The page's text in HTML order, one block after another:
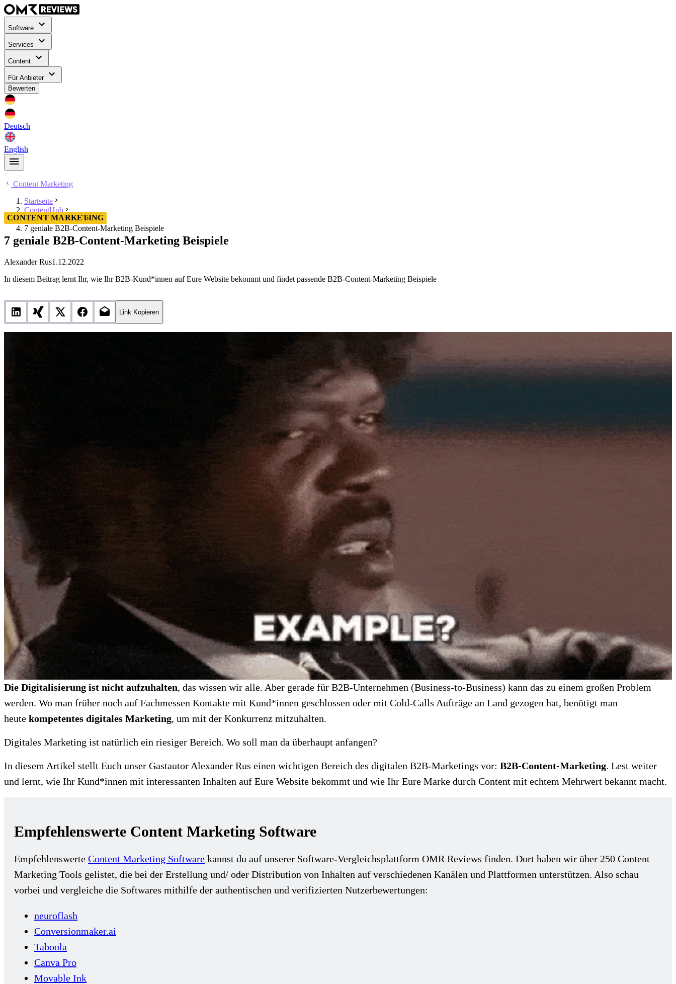
Software
Services
Content
Für Anbieter
Bewerten
Deutsch
English
Content Marketing
Startseite
ContentHub
Content Marketing
7 geniale B2B-Content-Marketing Beispiele
CONTENT MARKETING
7 geniale B2B-Content-Marketing Beispiele
Alexander Rus1.12.2022
In diesem Beitrag lernt Ihr, wie Ihr B2B-Kund*innen auf Eure Website bekommt und findet passende B2B-Content-Marketing Beispiele
Link Kopieren
Die Digitalisierung ist nicht aufzuhalten, das wissen wir alle. Aber gerade für B2B-Unternehmen (Business-to-Business) kann das zu einem großen Problem
werden. Wo man früher noch auf Fachmessen Kontakte mit Kund*innen geschlossen oder mit Cold-Calls Aufträge an Land gezogen hat, benötigt man
heute kompetentes digitales Marketing, um mit der Konkurrenz mitzuhalten.
Digitales Marketing ist natürlich ein riesiger Bereich. Wo soll man da überhaupt anfangen?
In diesem Artikel stellt Euch unser Gastautor Alexander Rus einen wichtigen Bereich des digitalen B2B-Marketings vor: B2B-Content-Marketing. Lest weiter
und lernt, wie Ihr Kund*innen mit interessanten Inhalten auf Eure Website bekommt und wie Ihr Eure Marke durch Content mit echtem Mehrwert bekannt macht.
Empfehlenswerte Content Marketing Software
Empfehlenswerte Content Marketing Software kannst du auf unserer Software-Vergleichsplattform OMR Reviews finden. Dort haben wir über 250 Content
Marketing Tools gelistet, die bei der Erstellung und/ oder Distribution von Inhalten auf verschiedenen Kanälen und Plattformen unterstützen. Also schau
vorbei und vergleiche die Softwares mithilfe der authentischen und verifizierten Nutzerbewertungen:
neuroflash
Conversionmaker.ai
Taboola
Canva Pro
Movable Ink